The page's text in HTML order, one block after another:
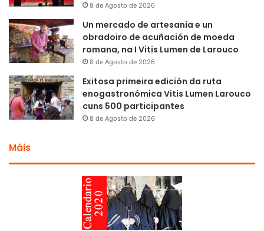
8 de Agosto de 2026
Un mercado de artesanía e un
obradoiro de acuñación de moeda
romana, na I Vitis Lumen de Larouco
8 de Agosto de 2026
Exitosa primeira edición da ruta
enogastronómica Vitis Lumen Larouco
cuns 500 participantes
8 de Agosto de 2026
Máis